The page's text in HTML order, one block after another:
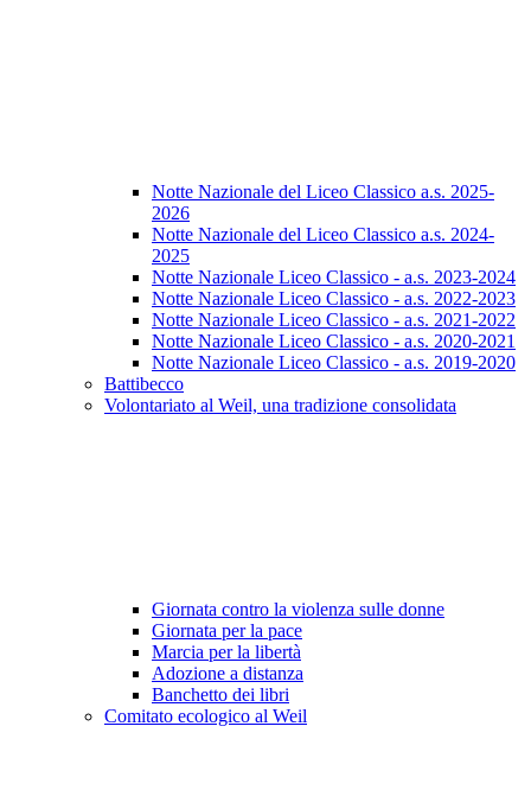
Notte Nazionale del Liceo Classico a.s. 2025-
2026
Notte Nazionale del Liceo Classico a.s. 2024-
2025
Notte Nazionale Liceo Classico - a.s. 2023-2024
Notte Nazionale Liceo Classico - a.s. 2022-2023
Notte Nazionale Liceo Classico - a.s. 2021-2022
Notte Nazionale Liceo Classico - a.s. 2020-2021
Notte Nazionale Liceo Classico - a.s. 2019-2020
Battibecco
Volontariato al Weil, una tradizione consolidata
Giornata contro la violenza sulle donne
Giornata per la pace
Marcia per la libertà
Adozione a distanza
Banchetto dei libri
Comitato ecologico al Weil